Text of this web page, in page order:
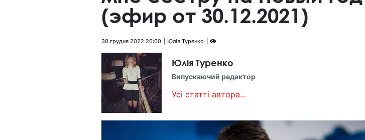
(эфир от 30.12.2021)
30 грудня 2022 20:00 Юлія Туренко
Юлія Туренко
Випускаючий редактор
Усі статті автора...